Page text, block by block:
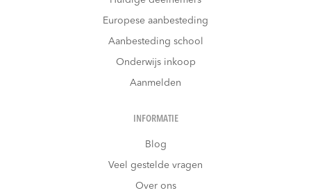
Europese aanbesteding
Aanbesteding school
Onderwijs inkoop
Aanmelden
INFORMATIE
Blog
Veel gestelde vragen
Over ons